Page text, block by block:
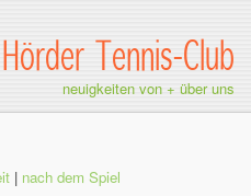
Hörder Tennis-Club
neuigkeiten von + über uns
| nach dem Spiel